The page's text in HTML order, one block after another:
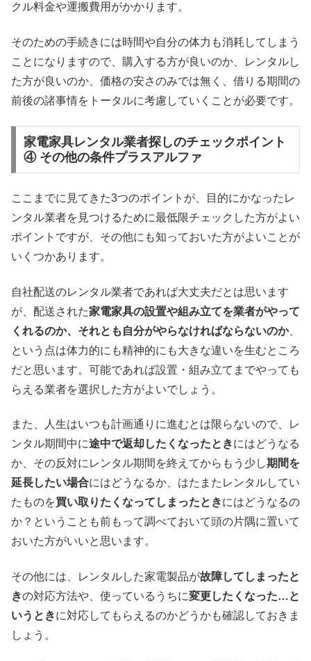
クル料金や運搬費用がかかります。
そのための手続きには時間や自分の体力も消耗してしまう
ことになりますので、購入する方が良いのか、レンタルし
た方が良いのか、価格の安さのみでは無く、借りる期間の
前後の諸事情をトータルに考慮していくことが必要です。
家電家具レンタル業者探しのチェックポイント
④ その他の条件プラスアルファ
ここまでに見てきた3つのポイントが、目的にかなったレ
ンタル業者を見つけるために最低限チェックした方がよい
ポイントですが、その他にも知っておいた方がよいことが
いくつかあります。
自社配送のレンタル業者であれば大丈夫だとは思います
が、配送された家電家具の設置や組み立てを業者がやって
くれるのか、それとも自分がやらなければならないのか、
という点は体力的にも精神的にも大きな違いを生むところ
だと思います。可能であれば設置・組み立てまでやっても
らえる業者を選択した方がよいでしょう。
また、人生はいつも計画通りに進むとは限らないので、レ
ンタル期間中に途中で返却したくなったときにはどうなる
か、その反対にレンタル期間を終えてからもう少し期間を
延長したい場合にはどうなるか、はたまたレンタルしてい
たものを買い取りたくなってしまったときにはどうなるの
か？ということも前もって調べておいて頭の片隅に置いて
おいた方がいいと思います。
その他には、レンタルした家電製品が故障してしまったと
きの対応方法や、使っているうちに変更したくなった…と
いうときに対応してもらえるのかどうかも確認しておきま
しょう。